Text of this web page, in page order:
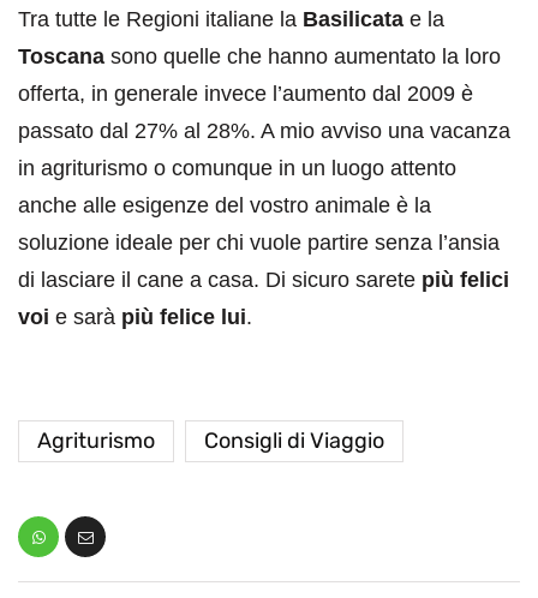
Tra tutte le Regioni italiane la Basilicata e la
Toscana sono quelle che hanno aumentato la loro
offerta, in generale invece l’aumento dal 2009 è
passato dal 27% al 28%. A mio avviso una vacanza
in agriturismo o comunque in un luogo attento
anche alle esigenze del vostro animale è la
soluzione ideale per chi vuole partire senza l’ansia
di lasciare il cane a casa. Di sicuro sarete più felici
voi e sarà più felice lui.
Agriturismo Consigli di Viaggio